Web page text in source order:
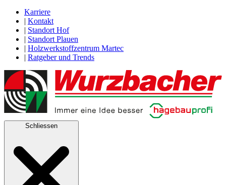
Karriere
| Kontakt
| Standort Hof
| Standort Plauen
| Holzwerkstoffzentrum Martec
| Ratgeber und Trends
Schliessen